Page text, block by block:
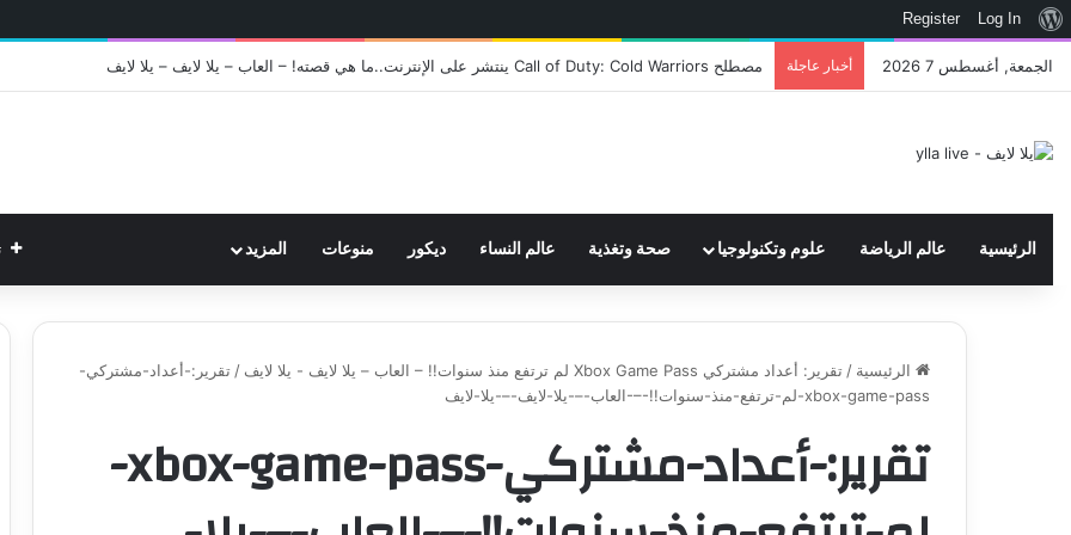
نبذة
ووردبريس
Log In
Register
الجمعة, أغسطس 7 2026 أخبار عاجلة اتحاد WWE يسجل ثلاث علامات تجارية تتعلق في الألعاب..هل هناك إعلان قريب! – العاب – يلا لايف – يلا لايف
الرئيسية عالم الرياضة علوم وتكنولوجيا صحة وتغذية عالم النساء ديكور منوعات المزيد
الرئيسية / تقرير: أعداد مشتركي Xbox Game Pass لم ترتفع منذ سنوات!! – العاب – يلا لايف - يلا لايف / تقرير:-أعداد-مشتركي-
xbox-game-pass-لم-ترتفع-منذ-سنوات!!-–-العاب-–-يلا-لايف-–-يلا-لايف
تقرير:-أعداد-مشتركي-xbox-game-pass-